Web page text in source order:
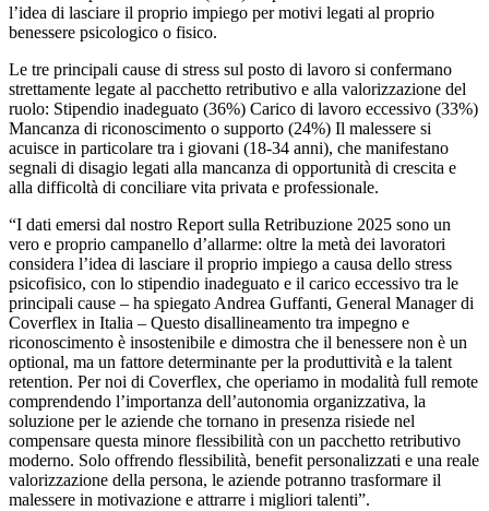
l’idea di lasciare il proprio impiego per motivi legati al proprio
benessere psicologico o fisico.
Le tre principali cause di stress sul posto di lavoro si confermano
strettamente legate al pacchetto retributivo e alla valorizzazione del
ruolo: Stipendio inadeguato (36%) Carico di lavoro eccessivo (33%)
Mancanza di riconoscimento o supporto (24%) Il malessere si
acuisce in particolare tra i giovani (18-34 anni), che manifestano
segnali di disagio legati alla mancanza di opportunità di crescita e
alla difficoltà di conciliare vita privata e professionale.
“I dati emersi dal nostro Report sulla Retribuzione 2025 sono un
vero e proprio campanello d’allarme: oltre la metà dei lavoratori
considera l’idea di lasciare il proprio impiego a causa dello stress
psicofisico, con lo stipendio inadeguato e il carico eccessivo tra le
principali cause – ha spiegato Andrea Guffanti, General Manager di
Coverflex in Italia – Questo disallineamento tra impegno e
riconoscimento è insostenibile e dimostra che il benessere non è un
optional, ma un fattore determinante per la produttività e la talent
retention. Per noi di Coverflex, che operiamo in modalità full remote
comprendendo l’importanza dell’autonomia organizzativa, la
soluzione per le aziende che tornano in presenza risiede nel
compensare questa minore flessibilità con un pacchetto retributivo
moderno. Solo offrendo flessibilità, benefit personalizzati e una reale
valorizzazione della persona, le aziende potranno trasformare il
malessere in motivazione e attrarre i migliori talenti”.